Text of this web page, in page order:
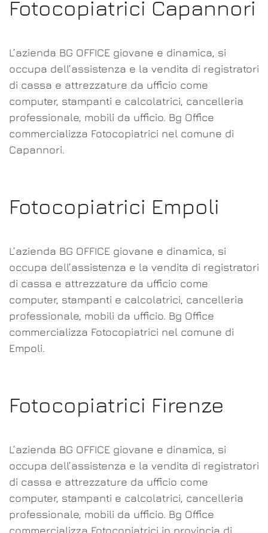
Fotocopiatrici Capannori
L’azienda BG OFFICE giovane e dinamica, si
occupa dell’assistenza e la vendita di registratori
di cassa e attrezzature da ufficio come
computer, stampanti e calcolatrici, cancelleria
professionale, mobili da ufficio. Bg Office
commercializza Fotocopiatrici nel comune di
Capannori.
Fotocopiatrici Empoli
L’azienda BG OFFICE giovane e dinamica, si
occupa dell’assistenza e la vendita di registratori
di cassa e attrezzature da ufficio come
computer, stampanti e calcolatrici, cancelleria
professionale, mobili da ufficio. Bg Office
commercializza Fotocopiatrici nel comune di
Empoli.
Fotocopiatrici Firenze
L’azienda BG OFFICE giovane e dinamica, si
occupa dell’assistenza e la vendita di registratori
di cassa e attrezzature da ufficio come
computer, stampanti e calcolatrici, cancelleria
professionale, mobili da ufficio. Bg Office
commercializza Fotocopiatrici in provincia di